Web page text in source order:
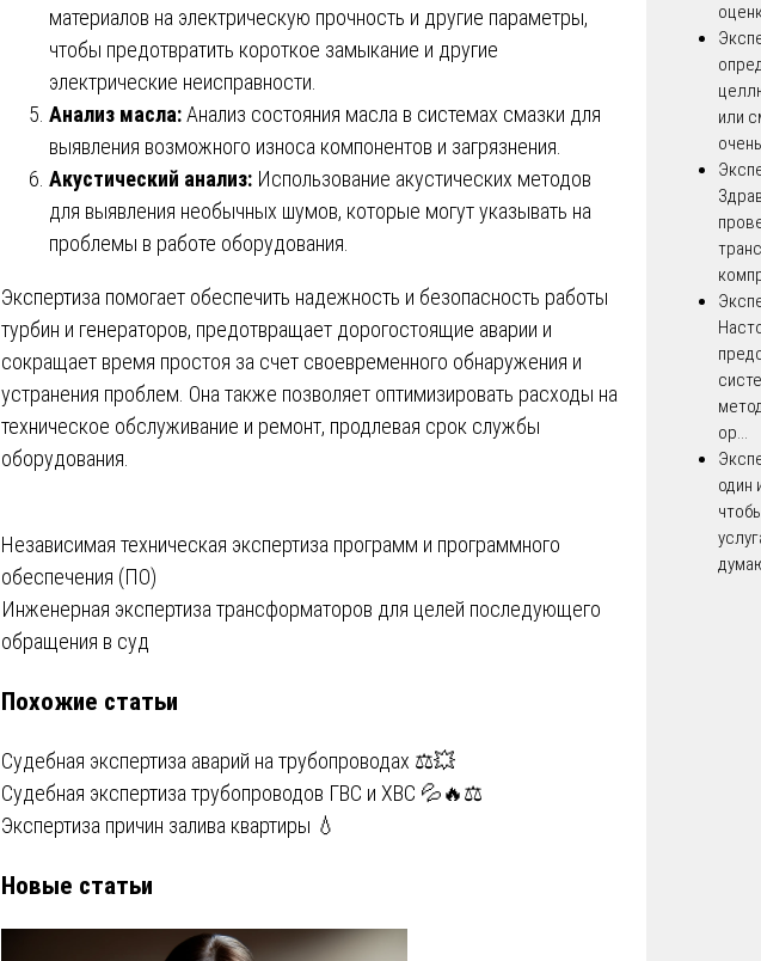
материалов на электрическую прочность и другие параметры,
чтобы предотвратить короткое замыкание и другие
электрические неисправности.
Анализ масла:Анализ состояния масла в системах смазки для
выявления возможного износа компонентов и загрязнения.
Акустический анализ: Использование акустических методов
для выявления необычных шумов, которые могут указывать на
проблемы в работе оборудования.
Экспертиза помогает обеспечить надежность и безопасность работы
турбин и генераторов, предотвращает дорогостоящие аварии и
сокращает время простоя за счет своевременного обнаружения и
устранения проблем. Она также позволяет оптимизировать расходы на
техническое обслуживание и ремонт, продлевая срок службы
оборудования.
Навигация
по
записям
Независимая техническая экспертиза программ и программного
обеспечения (ПО)
Инженерная экспертиза трансформаторов для целей последующего
обращения в суд
Похожие статьи
Судебная экспертиза аварий на трубопроводах ⚖️💥
Судебная экспертиза трубопроводов ГВС и ХВС 💦🔥⚖️
Экспертиза причин залива квартиры 💧
Новые статьи
или
ор...
один